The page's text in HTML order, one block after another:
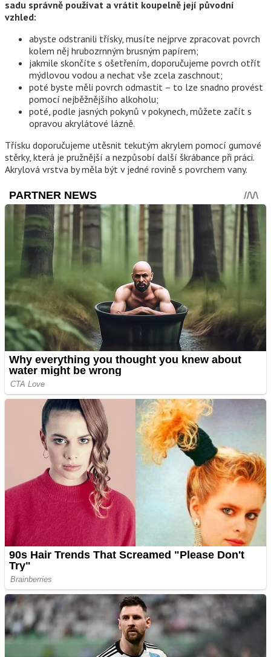
sadu správně používat a vrátit koupelně její původní
vzhled:
abyste odstranili třísky, musíte nejprve zpracovat povrch
kolem něj hrubozrnným brusným papírem;
jakmile skončíte s ošetřením, doporučujeme povrch otřít
mýdlovou vodou a nechat vše zcela zaschnout;
poté byste měli povrch odmastit – to lze snadno provést
pomocí nejběžnějšího alkoholu;
poté, podle jasných pokynů v pokynech, můžete začít s
opravou akrylátové lázně.
Třísku doporučujeme utěsnit tekutým akrylem pomocí gumové
stěrky, která je pružnější a nezpůsobí další škrábance při práci.
Akrylová vrstva by měla být v jedné rovině s povrchem vany.